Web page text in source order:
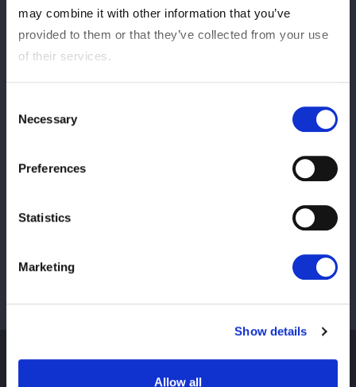
may combine it with other information that you’ve
provided to them or that they’ve collected from your use
of their services.
Selection
Necessary
Preferences
Statistics
Marketing
Show details
Allow all